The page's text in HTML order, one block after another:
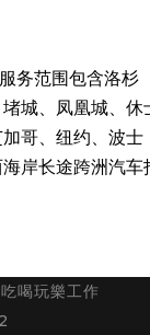
务范围包含洛杉
城、凤凰城、休
哥、纽约、波士
岸长途跨洲汽车
喝玩樂工作